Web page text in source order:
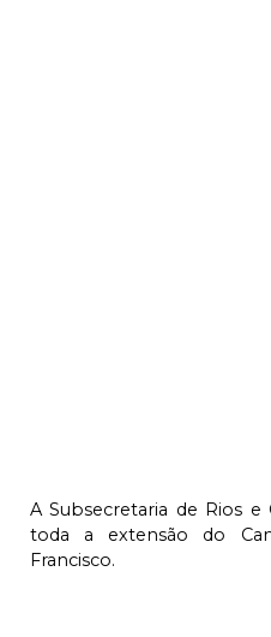
A Subsecretaria de Rios e
toda a extensão do
Francisco.